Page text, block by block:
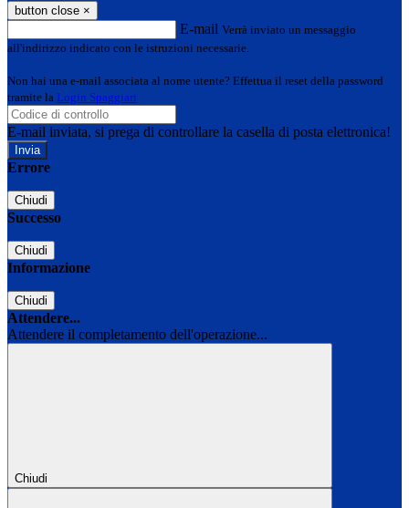
button close ×
E-mail Verrà inviato un messaggio
all'indirizzo indicato con le istruzioni necessarie.
Non hai una e-mail associata al nome utente? Effettua il reset della password
tramite la Login Spaggiari
E-mail inviata, si prega di controllare la casella di posta elettronica!
Errore
Chiudi
Successo
Chiudi
Informazione
Chiudi
Attendere...
Attendere il completamento dell'operazione...
Chiudi